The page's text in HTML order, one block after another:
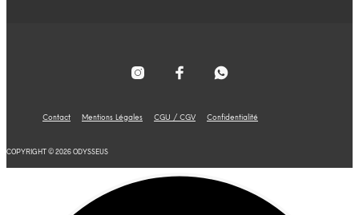
Contact Mentions Légales CGU / CGV Confidentialité
COPYRIGHT © 2026 ODYSSEUS